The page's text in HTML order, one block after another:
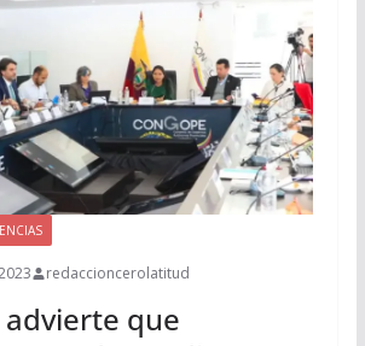
redaccioncerolatitud
que